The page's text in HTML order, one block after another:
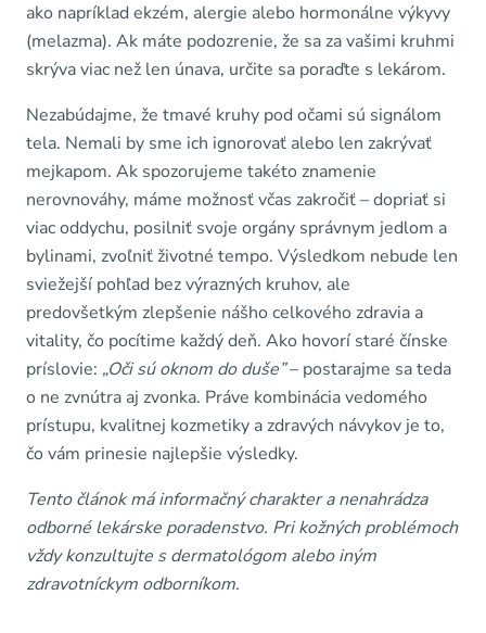
ako napríklad ekzém, alergie alebo hormonálne výkyvy
(melazma). Ak máte podozrenie, že sa za vašimi kruhmi
skrýva viac než len únava, určite sa poraďte s lekárom.
Nezabúdajme, že tmavé kruhy pod očami sú signálom
tela. Nemali by sme ich ignorovať alebo len zakrývať
mejkapom. Ak spozorujeme takéto znamenie
nerovnováhy, máme možnosť včas zakročiť – dopriať si
viac oddychu, posilniť svoje orgány správnym jedlom a
bylinami, zvoľniť životné tempo. Výsledkom nebude len
sviežejší pohľad bez výrazných kruhov, ale
predovšetkým zlepšenie nášho celkového zdravia a
vitality, čo pocítime každý deň. Ako hovorí staré čínske
príslovie: „Oči sú oknom do duše”– postarajme sa teda
o ne zvnútra aj zvonka. Práve kombinácia vedomého
prístupu, kvalitnej kozmetiky a zdravých návykov je to,
čo vám prinesie najlepšie výsledky.
Tento článok má informačný charakter a nenahrádza
odborné lekárske poradenstvo. Pri kožných problémoch
vždy konzultujte s dermatológom alebo iným
zdravotníckym odborníkom.